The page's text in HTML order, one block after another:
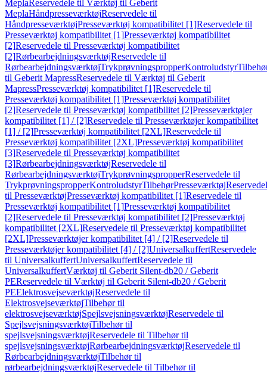
MeplaReservedele til Værktøj til Geberit
MeplaHåndpresseværktøjReservedele til
HåndpresseværktøjPresseværktøj kompatibilitet [1]Reservedele til
Presseværktøj kompatibilitet [1]Presseværktøj kompatibilitet
[2]Reservedele til Presseværktøj kompatibilitet
[2]RørbearbejdningsværktøjReservedele til
RørbearbejdningsværktøjTrykprøvningspropperKontroludstyr
til Geberit MapressReservedele til Værktøj til Geberit
MapressPresseværktøj kompatibilitet [1]Reservedele til
Presseværktøj kompatibilitet [1]Presseværktøj kompatibilitet
[2]Reservedele til Presseværktøj kompatibilitet [2]Presseværktøjer
kompatibilitet [1] / [2]Reservedele til Presseværktøjer kompatibilitet
[1] / [2]Presseværktøj kompatibilitet [2XL]Reservedele til
Presseværktøj kompatibilitet [2XL]Presseværktøj kompatibilitet
[3]Reservedele til Presseværktøj kompatibilitet
[3]RørbearbejdningsværktøjReservedele til
RørbearbejdningsværktøjTrykprøvningspropperReservedele til
TrykprøvningspropperKontroludstyrTilbehørPresseværktøj
til PresseværktøjPresseværktøj kompatibilitet [1]Reservedele til
Presseværktøj kompatibilitet [1]Presseværktøj kompatibilitet
[2]Reservedele til Presseværktøj kompatibilitet [2]Presseværktøj
kompatibilitet [2XL]Reservedele til Presseværktøj kompatibilitet
[2XL]Presseværktøjer kompatibilitet [4] / [2]Reservedele til
Presseværktøjer kompatibilitet [4] / [2]UniversalkuffertReservedele
til UniversalkuffertUniversalkuffertReservedele til
UniversalkuffertVærktøj til Geberit Silent-db20 / Geberit
PEReservedele til Værktøj til Geberit Silent-db20 / Geberit
PEElektrosvejseværktøjReservedele til
ElektrosvejseværktøjTilbehør til
elektrosvejseværktøjSpejlsvejsningsværktøjReservedele til
SpejlsvejsningsværktøjTilbehør til
spejlsvejsningsværktøjReservedele til Tilbehør til
spejlsvejsningsværktøjRørbearbejdningsværktøjReservedele til
RørbearbejdningsværktøjTilbehør til
rørbearbejdningsværktøjReservedele til Tilbehør til